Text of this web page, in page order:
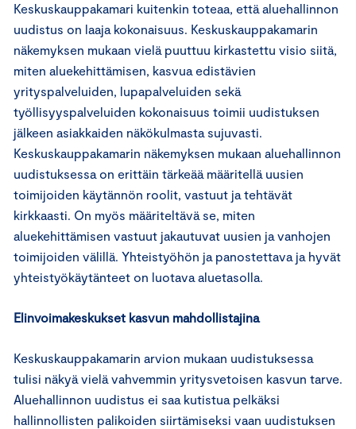
Keskuskauppakamari kuitenkin toteaa, että aluehallinnon
uudistus on laaja kokonaisuus. Keskuskauppakamarin
näkemyksen mukaan vielä puuttuu kirkastettu visio siitä,
miten aluekehittämisen, kasvua edistävien
yrityspalveluiden, lupapalveluiden sekä
työllisyyspalveluiden kokonaisuus toimii uudistuksen
jälkeen asiakkaiden näkökulmasta sujuvasti.
Keskuskauppakamarin näkemyksen mukaan aluehallinnon
uudistuksessa on erittäin tärkeää määritellä uusien
toimijoiden käytännön roolit, vastuut ja tehtävät
kirkkaasti. On myös määriteltävä se, miten
aluekehittämisen vastuut jakautuvat uusien ja vanhojen
toimijoiden välillä. Yhteistyöhön ja panostettava ja hyvät
yhteistyökäytänteet on luotava aluetasolla.
Elinvoimakeskukset kasvun mahdollistajina
Keskuskauppakamarin arvion mukaan uudistuksessa
tulisi näkyä vielä vahvemmin yritysvetoisen kasvun tarve.
Aluehallinnon uudistus ei saa kutistua pelkäksi
hallinnollisten palikoiden siirtämiseksi vaan uudistuksen